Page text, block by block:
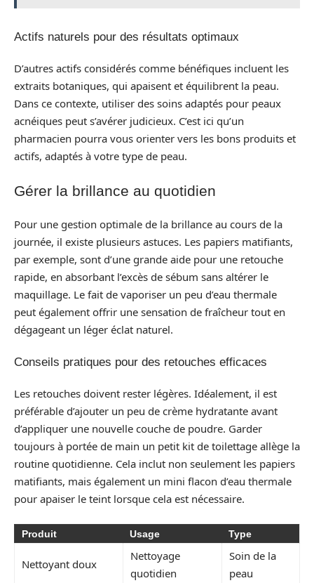
Actifs naturels pour des résultats optimaux
D’autres actifs considérés comme bénéfiques incluent les
extraits botaniques, qui apaisent et équilibrent la peau.
Dans ce contexte, utiliser des soins adaptés pour peaux
acnéiques peut s’avérer judicieux. C’est ici qu’un
pharmacien pourra vous orienter vers les bons produits et
actifs, adaptés à votre type de peau.
Gérer la brillance au quotidien
Pour une gestion optimale de la brillance au cours de la
journée, il existe plusieurs astuces. Les papiers matifiants,
par exemple, sont d’une grande aide pour une retouche
rapide, en absorbant l’excès de sébum sans altérer le
maquillage. Le fait de vaporiser un peu d’eau thermale
peut également offrir une sensation de fraîcheur tout en
dégageant un léger éclat naturel.
Conseils pratiques pour des retouches efficaces
Les retouches doivent rester légères. Idéalement, il est
préférable d’ajouter un peu de crème hydratante avant
d’appliquer une nouvelle couche de poudre. Garder
toujours à portée de main un petit kit de toilettage allège la
routine quotidienne. Cela inclut non seulement les papiers
matifiants, mais également un mini flacon d’eau thermale
pour apaiser le teint lorsque cela est nécessaire.
Produit Usage Type
Nettoyant doux
Nettoyage
quotidien
Soin de la
peau